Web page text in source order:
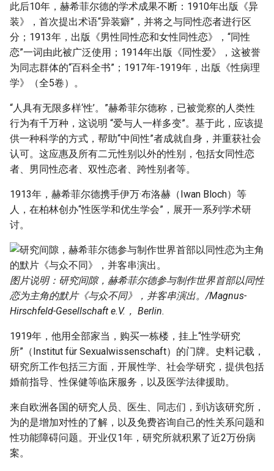
此后10年，赫希菲尔德的学术成果不断：1910年出版《异
装》，首次提出术语“异装癖”，并将之与同性恋者进行区
分；1913年，出版《男性同性恋和女性同性恋》，“同性
恋”一词由此被广泛使用；1914年出版《同性爱》，这被誉
为同志群体的“百科全书”；1917年-1919年，出版《性病理
学》（全5卷）。
“人具有无限多样‘性’。”赫希菲尔德称，已被觉察的人类性
行为有千万种，这说明 “爱与人一样多变”。基于此，应该提
供一种科学的方式，帮助“中间性”者成就自身，并重获社会
认可。这应惠及所有二元性别以外的性别，包括女同性恋
者、男同性恋者、双性恋者、跨性别者等。
1913年，赫希菲尔德携手伊万·布洛赫（Iwan Bloch）等
人，在柏林创办“性医学和优生学会”，展开一系列学术研
讨。
图片说明：研究间隙，赫希菲尔德参与制作世界首部以同性
恋为主角的默片《与众不同》，并客串演出。/Magnus-
Hirschfeld-Gesellschaft e.V.， Berlin.
1919年，他用全部家当，购买一栋楼，挂上“性学研究
所”（Institut für Sexualwissenschaft）的门牌。史料记载，
研究所工作包括三方面，开展性学、社会学研究，提供包括
婚前指导、性保健等临床服务，以及医学法律援助。
来自欧洲各国的研究人员、医生、同志们，到访该研究所，
为的是增加对性的了解，以及免费咨询自己的性关系问题和
性功能障碍问题。开业仅1年，研究所就积累了近2万份病
案。